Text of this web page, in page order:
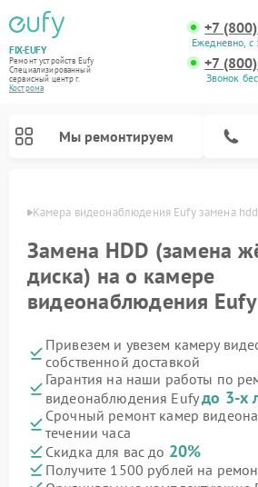
FIX-EUFY
Ремонт устройств Eufy
Специализированный
cервисный центр г.
Кострома
+7
Ежедневно,
+7
Звонок
Мы ремонтируем
Камера видеонаблюдения Eufy замена
Замена HDD (замена
диска) на о камере
видеонаблюдения
Привезем и увезем камеру
собственной доставкой
Гарантия на наши работы по
видеонаблюдения Eufyдо 3-х
Срочный ремонт камер
течении часа
Скидка для вас до 20%
Получите 1500 рублей на